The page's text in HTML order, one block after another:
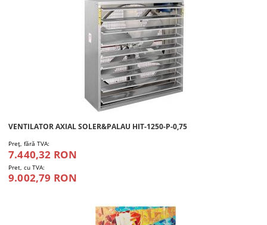
VENTILATOR AXIAL SOLER&PALAU HIT-1250-P-0,75
Preţ, fără TVA:
7.440,32 RON
Pret, cu TVA:
9.002,79 RON